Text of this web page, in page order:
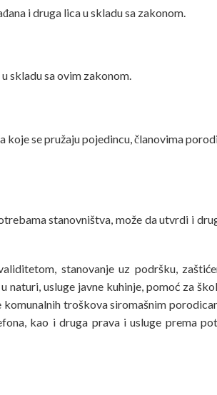
i druga lica u skladu sa zakonom.
skladu sa ovim zakonom.
koje se pružaju pojedincu, članovima
stanovništva, može da utvrdi i
stanovanje uz podršku,
usluge javne kuhinje, pomoć za
troškova siromašnim
kao i druga prava i usluge prema